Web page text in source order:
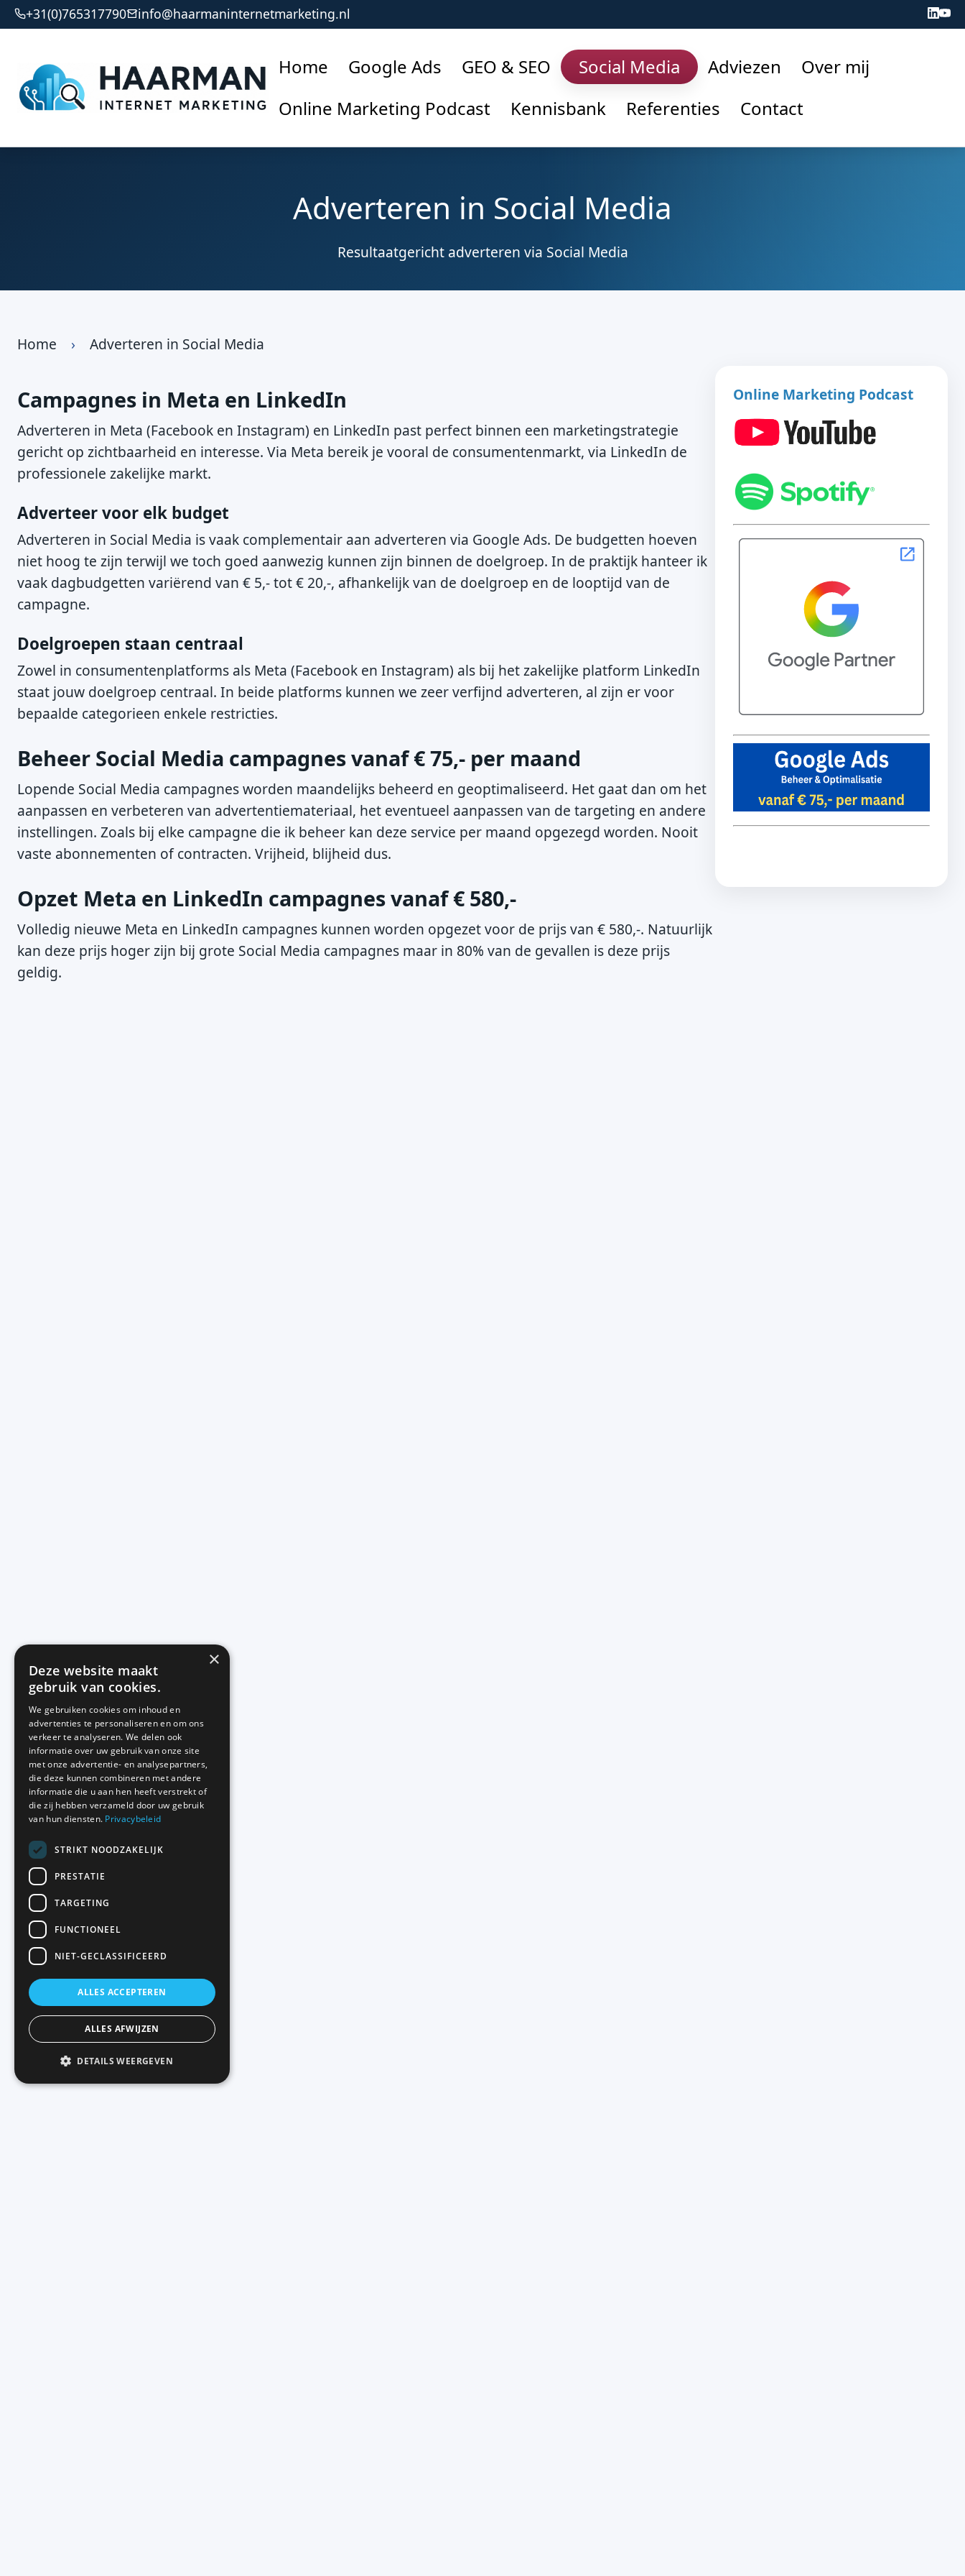
+31(0)765317790 info@haarmaninternetmarketing.nl
Home Google Ads GEO & SEO Social Media Adviezen
Over mij
Online Marketing Podcast
Kennisbank Referenties Contact
Adverteren in Social Media
Resultaatgericht adverteren via Social Media
Home › Adverteren in Social Media
Campagnes in Meta en LinkedIn
Adverteren in Meta (Facebook en Instagram) en LinkedIn past perfect binnen een marketingstrategie
gericht op zichtbaarheid en interesse. Via Meta bereik je vooral de consumentenmarkt, via LinkedIn de
professionele zakelijke markt.
Adverteer voor elk budget
Adverteren in Social Media is vaak complementair aan adverteren via Google Ads. De budgetten hoeven
niet hoog te zijn terwijl we toch goed aanwezig kunnen zijn binnen de doelgroep. In de praktijk hanteer ik
vaak dagbudgetten variërend van € 5,- tot € 20,-, afhankelijk van de doelgroep en de looptijd van de
campagne.
Doelgroepen staan centraal
Zowel in consumentenplatforms als Meta (Facebook en Instagram) als bij het zakelijke platform LinkedIn
staat jouw doelgroep centraal. In beide platforms kunnen we zeer verfijnd adverteren, al zijn er voor
bepaalde categorieen enkele restricties.
Beheer Social Media campagnes vanaf € 75,- per maand
Lopende Social Media campagnes worden maandelijks beheerd en geoptimaliseerd. Het gaat dan om het
aanpassen en verbeteren van advertentiemateriaal, het eventueel aanpassen van de targeting en andere
instellingen. Zoals bij elke campagne die ik beheer kan deze service per maand opgezegd worden. Nooit
vaste abonnementen of contracten. Vrijheid, blijheid dus.
Opzet Meta en LinkedIn campagnes vanaf € 580,-
Volledig nieuwe Meta en LinkedIn campagnes kunnen worden opgezet voor de prijs van € 580,-. Natuurlijk
kan deze prijs hoger zijn bij grote Social Media campagnes maar in 80% van de gevallen is deze prijs
geldig.
Online Marketing Podcast
×
Deze website maakt
gebruik van cookies.
We gebruiken cookies om inhoud en
advertenties te personaliseren en om ons
verkeer te analyseren. We delen ook
informatie over uw gebruik van onze site
met onze advertentie- en analysepartners,
die deze kunnen combineren met andere
informatie die u aan hen heeft verstrekt of
die zij hebben verzameld door uw gebruik
van hun diensten. Privacybeleid
STRIKT NOODZAKELIJK
PRESTATIE
TARGETING
FUNCTIONEEL
NIET-GECLASSIFICEERD
ALLES ACCEPTEREN
ALLES AFWIJZEN
DETAILS WEERGEVEN